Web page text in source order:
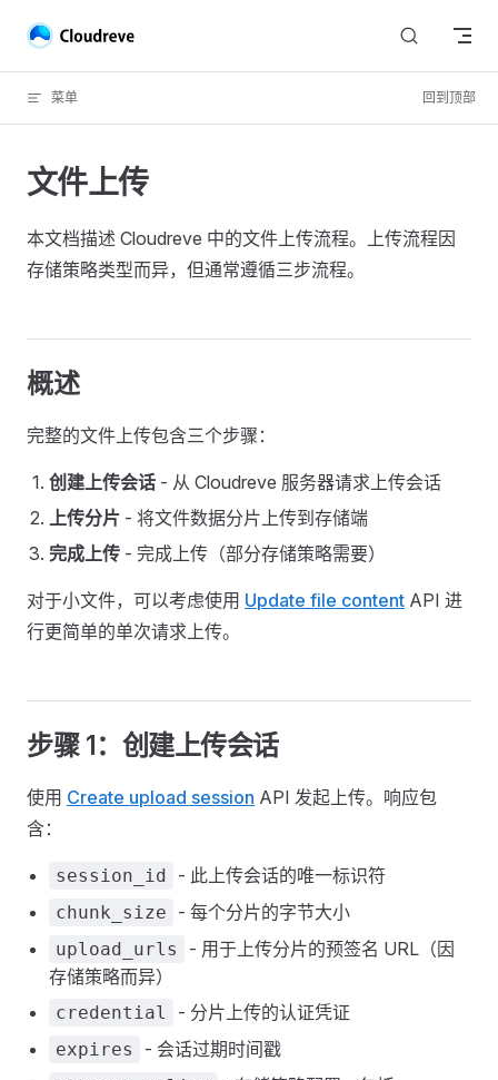
跳转到内容
菜单 回到顶部
文件上传
本文档描述 Cloudreve 中的文件上传流程。上传流程因
存储策略类型而异，但通常遵循三步流程。
概述
完整的文件上传包含三个步骤：
创建上传会话 - 从 Cloudreve 服务器请求上传会话
上传分片 - 将文件数据分片上传到存储端
完成上传 - 完成上传（部分存储策略需要）
对于小文件，可以考虑使用 Update file content API 进
行更简单的单次请求上传。
步骤 1：创建上传会话
使用 Create upload session API 发起上传。响应包
含：
session_id - 此上传会话的唯一标识符
chunk_size - 每个分片的字节大小
upload_urls
- 用于上传分片的预签名 URL（因
存储策略而异）
credential - 分片上传的认证凭证
expires - 会话过期时间戳